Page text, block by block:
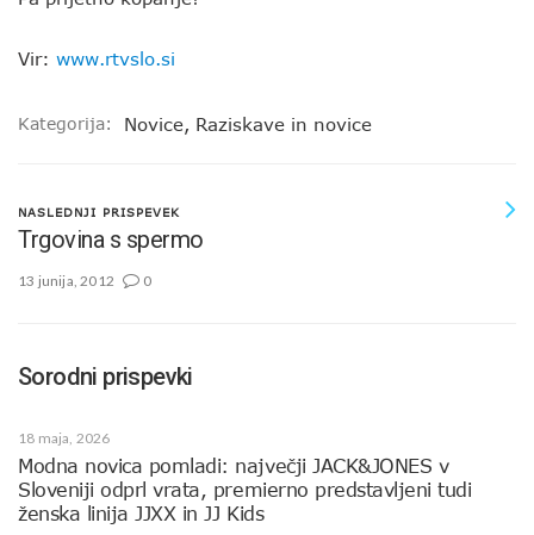
Vir: www.rtvslo.si
Kategorija: Novice, Raziskave in novice
NASLEDNJI PRISPEVEK
Trgovina s spermo
13 junija, 2012 0
Sorodni prispevki
18 maja, 2026
Modna novica pomladi: največji JACK&JONES v
Sloveniji odprl vrata, premierno predstavljeni tudi
ženska linija JJXX in JJ Kids